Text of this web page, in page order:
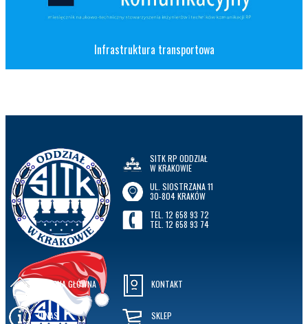
Infrastruktura transportowa
SITK RP ODDZIAŁ
W KRAKOWIE
UL. SIOSTRZANA 11
30-804 KRAKÓW
TEL. 12 658 93 72
TEL. 12 658 93 74
STRONA GŁÓWNA
O NAS
KONTAKT
SKLEP